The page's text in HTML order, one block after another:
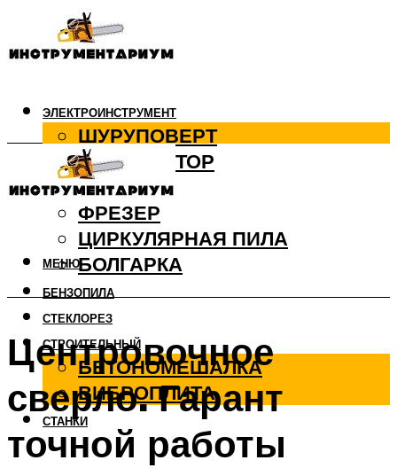
ЭЛЕКТРОИНСТРУМЕНТ
ШУРУПОВЕРТ
ПЕРФОРАТОР
ДРЕЛЬ
ФРЕЗЕР
ЦИРКУЛЯРНАЯ ПИЛА
БОЛГАРКА
БЕНЗОПИЛА
СТЕКЛОРЕЗ
СТРОИТЕЛЬНЫЙ
БЕТОНОМЕШАЛКА
ВИБРОПЛИТА
СТАНКИ
МЕНЮ
Центровочное
сверло. Гарант
точной работы